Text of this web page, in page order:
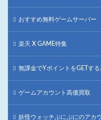
おすすめ無料ゲームサーバー
楽天 X GAME特集
無課金でYポイントをGETする
ゲームアカウント高価買取
妖怪ウォッチぷにぷにのアカ